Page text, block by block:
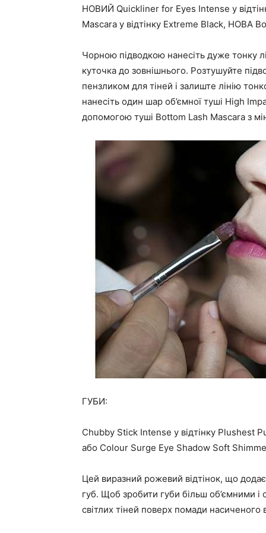
НОВИЙ Quickliner for Eyes Intense у
Mascara у відтінку Extreme Black, НОВА
Чорною підводкою нанесіть дуже тонку
куточка до зовнішнього. Розтушуйте
пензликом для тіней і залиште лінію
нанесіть один шар об’ємної туші High
допомогою туші Bottom Lash Mascara з
ГУБИ:
Chubby Stick Intense у відтінку Plushest
або Colour Surge Eye Shadow Soft
Цей виразний рожевий відтінок, що
губ. Щоб зробити губи більш об’ємними
світлих тіней поверх помади насиченого